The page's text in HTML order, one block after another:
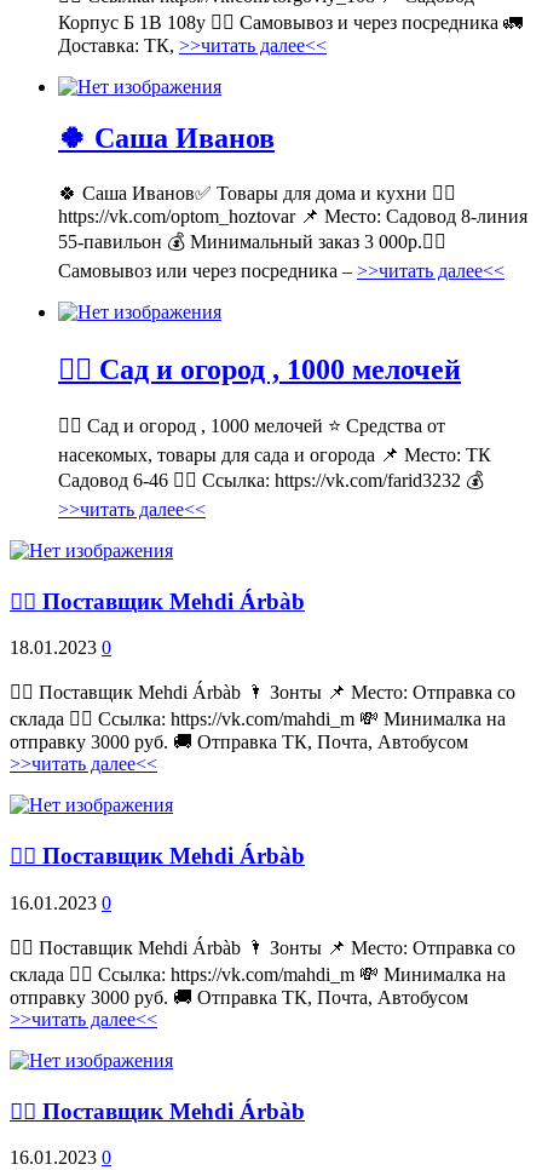
Корпус Б 1В 108у 🚶‍♂ Самовывоз и через посредника 🚛
Доставка: ТК, >>читать далее<<
🍀 Саша Иванов
🍀 Саша Иванов✅ Товары для дома и кухни 👉🏻
https://vk.com/optom_hoztovar 📌 Место: Садовод 8-линия
55-павильон 💰 Минимальный заказ 3 000р.🚶‍♀
Самовывоз или через посредника – >>читать далее<<
💁‍♂ Сад и огород , 1000 мелочей
💁‍♂ Сад и огород , 1000 мелочей ⭐ Средства от
насекомых, товары для сада и огорода 📌 Место: ТК
Садовод 6-46 👉🏻 Ссылка: https://vk.com/farid3232 💰
>>читать далее<<
💁‍♂ Поставщик Mehdi Árbàb
18.01.2023 0
💁‍♂ Поставщик Mehdi Árbàb 🌂 Зонты 📌 Место: Отправка со
склада 👉🏻 Ссылка: https://vk.com/mahdi_m 💸 Минималка на
отправку 3000 руб. 🚚 Отправка ТК, Почта, Автобусом
>>читать далее<<
💁‍♂ Поставщик Mehdi Árbàb
16.01.2023 0
💁‍♂ Поставщик Mehdi Árbàb 🌂 Зонты 📌 Место: Отправка со
склада 👉🏻 Ссылка: https://vk.com/mahdi_m 💸 Минималка на
отправку 3000 руб. 🚚 Отправка ТК, Почта, Автобусом
>>читать далее<<
💁‍♂ Поставщик Mehdi Árbàb
16.01.2023 0